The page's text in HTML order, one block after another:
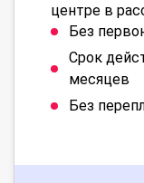
центре в
Без
Срок
месяцев
Без